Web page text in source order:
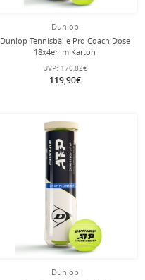
Dunlop
Dunlop Tennisbälle Pro Coach Dose
18x4er im Karton
UVP: 170,82€
119,90€
Dunlop